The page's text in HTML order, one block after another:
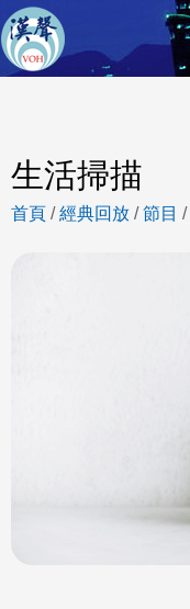
生活掃描
首頁 /經典回放 /節目 /